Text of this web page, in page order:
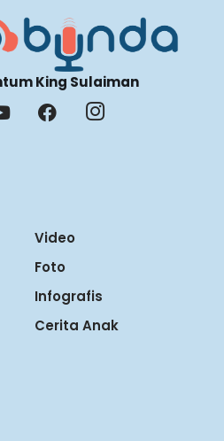
King Sulaiman
Video
Foto
Infografis
Cerita Anak